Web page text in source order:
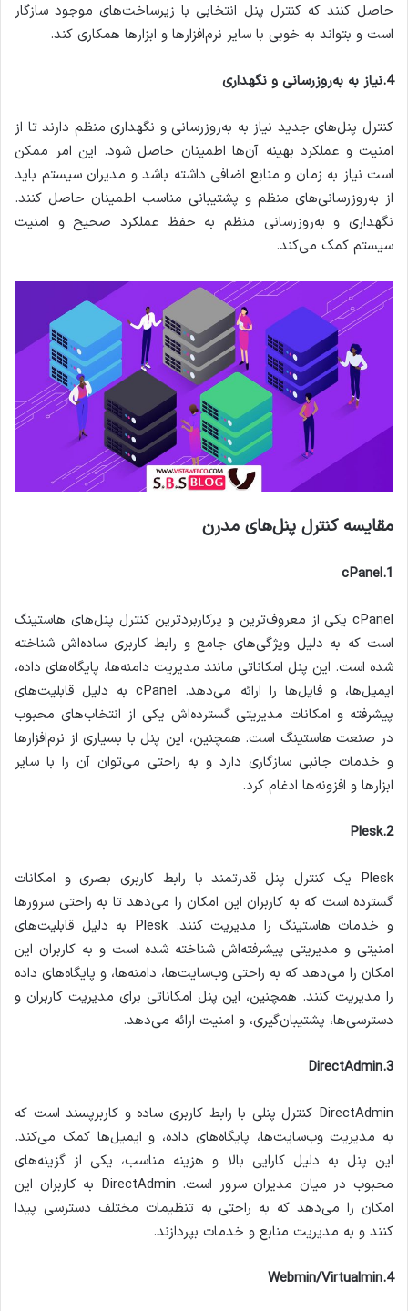
حاصل کنند که کنترل پنل انتخابی با زیرساخت‌های موجود سازگار
است و بتواند به خوبی با سایر نرم‌افزارها و ابزارها همکاری کند.
4.نیاز به به‌روزرسانی و نگهداری
کنترل پنل‌های جدید نیاز به به‌روزرسانی و نگهداری منظم دارند تا از
امنیت و عملکرد بهینه آن‌ها اطمینان حاصل شود. این امر ممکن
است نیاز به زمان و منابع اضافی داشته باشد و مدیران سیستم باید
از به‌روزرسانی‌های منظم و پشتیبانی مناسب اطمینان حاصل کنند.
نگهداری و به‌روزرسانی منظم به حفظ عملکرد صحیح و امنیت
سیستم کمک می‌کند.
مقایسه کنترل پنل‌های مدرن
1.cPanel
cPanel یکی از معروف‌ترین و پرکاربردترین کنترل پنل‌های هاستینگ
است که به دلیل ویژگی‌های جامع و رابط کاربری ساده‌اش شناخته
شده است. این پنل امکاناتی مانند مدیریت دامنه‌ها، پایگاه‌های داده،
ایمیل‌ها، و فایل‌ها را ارائه می‌دهد. cPanel به دلیل قابلیت‌های
پیشرفته و امکانات مدیریتی گسترده‌اش یکی از انتخاب‌های محبوب
در صنعت هاستینگ است. همچنین، این پنل با بسیاری از نرم‌افزارها
و خدمات جانبی سازگاری دارد و به راحتی می‌توان آن را با سایر
ابزارها و افزونه‌ها ادغام کرد.
2.Plesk
Plesk یک کنترل پنل قدرتمند با رابط کاربری بصری و امکانات
گسترده است که به کاربران این امکان را می‌دهد تا به راحتی سرورها
و خدمات هاستینگ را مدیریت کنند. Plesk به دلیل قابلیت‌های
امنیتی و مدیریتی پیشرفته‌اش شناخته شده است و به کاربران این
امکان را می‌دهد که به راحتی وب‌سایت‌ها، دامنه‌ها، و پایگاه‌های داده
را مدیریت کنند. همچنین، این پنل امکاناتی برای مدیریت کاربران و
دسترسی‌ها، پشتیبان‌گیری، و امنیت ارائه می‌دهد.
3.DirectAdmin
DirectAdmin کنترل پنلی با رابط کاربری ساده و کاربرپسند است که
به مدیریت وب‌سایت‌ها، پایگاه‌های داده، و ایمیل‌ها کمک می‌کند.
این پنل به دلیل کارایی بالا و هزینه مناسب، یکی از گزینه‌های
محبوب در میان مدیران سرور است. DirectAdmin به کاربران این
امکان را می‌دهد که به راحتی به تنظیمات مختلف دسترسی پیدا
کنند و به مدیریت منابع و خدمات بپردازند.
4.Webmin/Virtualmin